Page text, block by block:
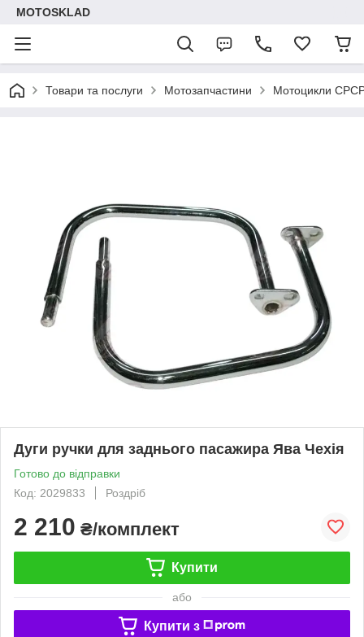
MOTOSKLAD
Товари та послуги Мотозапчастини Мотоцикли
Дуги ручки для заднього пасажира Ява Чехія
Готово до відправки
Код: 2029833
Роздріб
2 210 ₴/комплект
Купити
або
Купити з